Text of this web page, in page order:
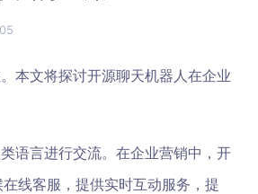
本文将探讨开源聊天机器人在企业
语言进行交流。在企业营销中，开
线客服，提供实时互动服务，提